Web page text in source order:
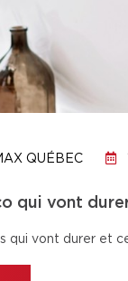
QUÉBEC
qui vont
qui vont durer et